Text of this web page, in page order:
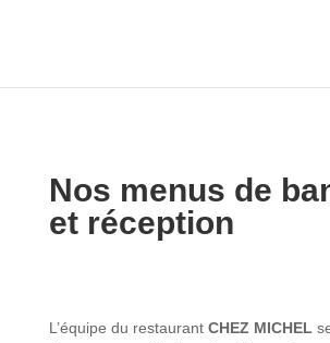
Nos menus de
et réception
L’équipe du restaurant CHEZ MICHEL